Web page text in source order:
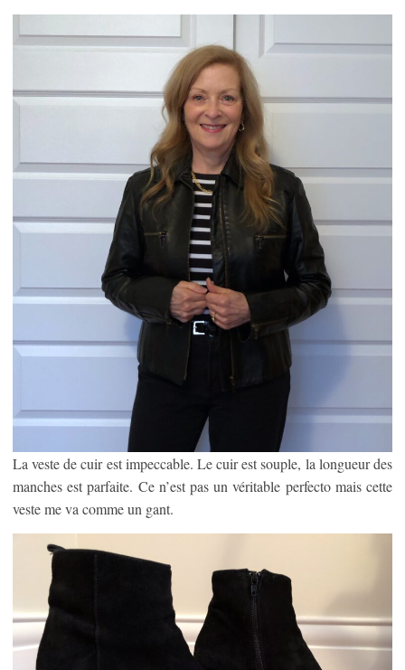
La veste de cuir est impeccable. Le cuir est souple, la longueur des
manches est parfaite. Ce n’est pas un véritable perfecto mais cette
veste me va comme un gant.